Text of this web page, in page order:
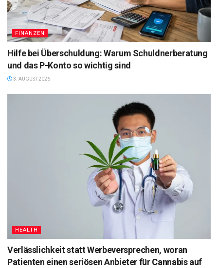
FINANZEN
Hilfe bei Überschuldung: Warum Schuldnerberatung
und das P-Konto so wichtig sind
3. AUGUST 2026
HEALTH
Verlässlichkeit statt Werbeversprechen, woran
Patienten einen seriösen Anbieter für Cannabis auf